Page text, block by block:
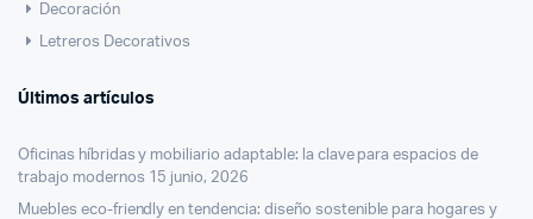
Decoración
Letreros Decorativos
Últimos artículos
Oficinas híbridas y mobiliario adaptable: la clave para espacios de
trabajo modernos 15 junio, 2026
Muebles eco-friendly en tendencia: diseño sostenible para hogares y